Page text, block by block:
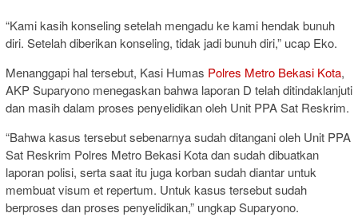
“Kami kasih konseling setelah mengadu ke kami hendak bunuh
diri. Setelah diberikan konseling, tidak jadi bunuh diri,” ucap Eko.
Menanggapi hal tersebut, Kasi Humas Polres Metro Bekasi Kota,
AKP Suparyono menegaskan bahwa laporan D telah ditindaklanjuti
dan masih dalam proses penyelidikan oleh Unit PPA Sat Reskrim.
“Bahwa kasus tersebut sebenarnya sudah ditangani oleh Unit PPA
Sat Reskrim Polres Metro Bekasi Kota dan sudah dibuatkan
laporan polisi, serta saat itu juga korban sudah diantar untuk
membuat visum et repertum. Untuk kasus tersebut sudah
berproses dan proses penyelidikan,” ungkap Suparyono.